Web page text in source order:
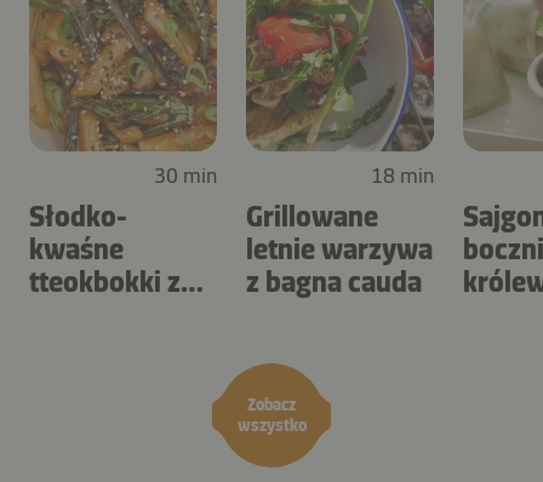
Zobacz
wszystko
30 min
Słodko-
kwaśne
tteokbokki z
18 min
Grillowane
letnie warzywa
z bagna cauda